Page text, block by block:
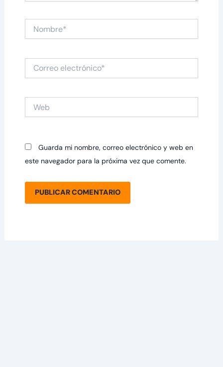
Correo
electrónico*
Guarda mi nombre, correo electrónico y web en
este navegador para la próxima vez que comente.